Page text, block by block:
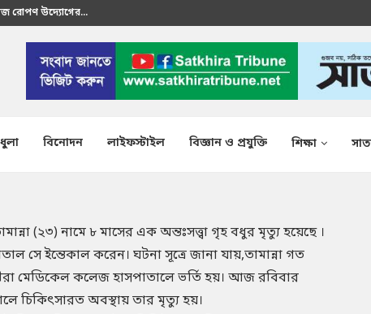
এস এম শাকির...
বিনোদন লাইফস্টাইল বিজ্ঞান ও প্রযুক্তি শিক্ষা
(২৩) নামে ৮ মাসের এক অন্তঃসত্ত্বা গৃহ বধুর মৃত্যু হয়েছে ।
ইন্তেকাল করেন। ঘটনা সূত্রে জানা যায়,তামান্না গত
মেডিকেল কলেজ হাসপাতালে ভর্তি হয়। আজ রবিবার
চিকিৎসারত অবস্থায় তার মৃত্যু হয়।